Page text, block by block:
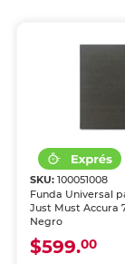
SKU:100051008
Funda Universal
Just Must Accura
Negro
$599.00